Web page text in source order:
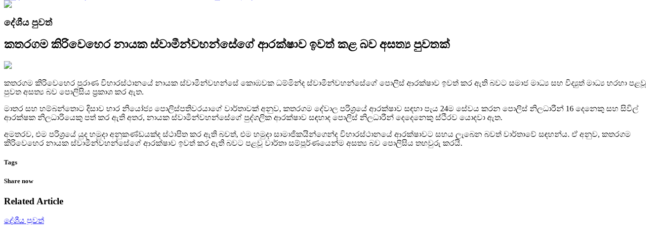
දේශීය පුවත්
කතරගම කිරිවෙහෙර නායක ස්වාමීන්වහන්සේගේ ආරක්ෂාව ඉවත් කළ බව අසත්‍ය පුවතක්
කතරගම කිරිවෙහෙර පුරාණ විහාරස්ථානයේ නායක ස්වාමීන්වහන්සේ කොඹවක ධම්මින්ද ස්වාමීන්වහන්සේගේ පොලිස් ආරක්ෂාව ඉවත් කර ඇති බවට සමාජ මාධ්‍ය සහ විද්‍යුත් මාධ්‍ය හරහා පළවූ
පුවත අසත්‍ය බව පොලිසිය ප්‍රකාශ කර ඇත.
මාතර සහ හම්බන්තොට දිසාව භාර නියෝජ්‍ය පොලිස්පතිවරයාගේ වාර්තාවක් අනුව, කතරගම දේවාල පරිශ්‍රයේ ආරක්ෂාව සඳහා පැය 24ම සේවය කරන පොලිස් නිලධාරීන් 16 දෙනෙකු සහ සිවිල්
ආරක්ෂක නිලධාරියෙකු පත් කර ඇති අතර, නායක ස්වාමීන්වහන්සේගේ පුද්ගලික ආරක්ෂාව සඳහාද පොලිස් නිලධාරීන් දෙදෙනෙකු ස්ථිරව යොදවා ඇත.
අමතරව, එම පරිශ්‍රයේ යුද හමුදා අනුකණ්ඩයක්ද ස්ථාපිත කර ඇති බවත්, එම හමුදා සාමාජිකයින්ගෙන්ද විහාරස්ථානයේ ආරක්ෂාවට සහය ලැබෙන බවත් වාර්තාවේ සඳහන්ය. ඒ අනුව, කතරගම
කිරිවෙහෙර නායක ස්වාමීන්වහන්සේගේ ආරක්ෂාව ඉවත් කර ඇති බවට පළවූ වාර්තා සම්පූර්ණයෙන්ම අසත්‍ය බව පොලිසිය තහවුරු කරයි.
Tags
Share now
Related Article
දේශීය පුවත්